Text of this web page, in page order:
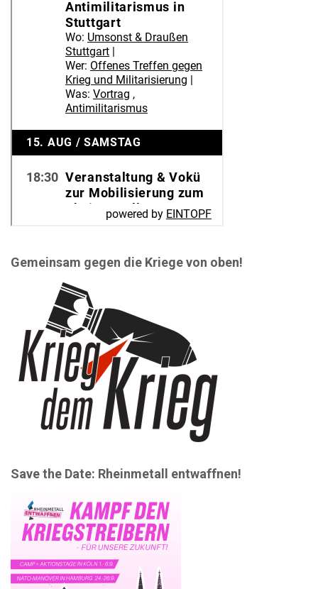
Gemeinsam gegen die Kriege von oben!
Save the Date: Rheinmetall entwaffnen!